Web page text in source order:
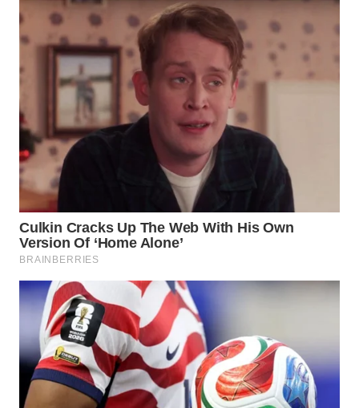
WN
MALUKU
WN
DAIRI
WN
DANAU
TOBA
WN
NIAS
WN
LANGKAT